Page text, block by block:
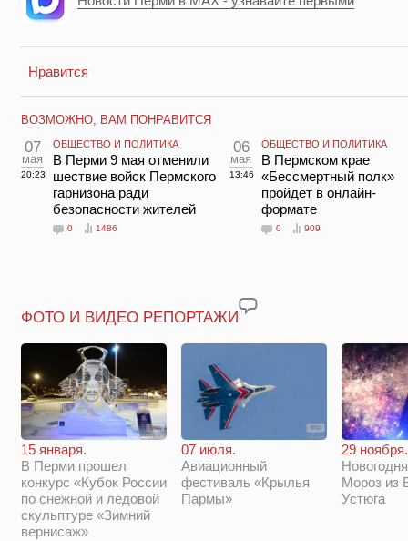
Нравится
ВОЗМОЖНО, ВАМ ПОНРАВИТСЯ
07
мая
20:23
ОБЩЕСТВО И ПОЛИТИКА
В Перми 9 мая отменили
шествие войск Пермского
гарнизона ради
безопасности жителей
0 1486
06
мая
13:46
ОБЩЕСТВО И ПОЛИТИКА
В Пермском крае
«Бессмертный полк»
пройдет в онлайн-
формате
0 909
ФОТО И ВИДЕО РЕПОРТАЖИ
15 января.
В Перми прошел
конкурс «Кубок России
по снежной и ледовой
скульптуре «Зимний
вернисаж»
07 июля.
Авиационный
фестиваль «Крылья
Пармы»
29 ноября.
Мороз из
Устюга